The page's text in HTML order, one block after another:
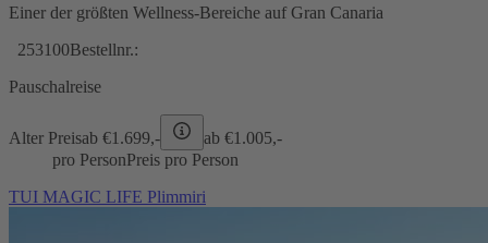
Einer der größten Wellness-Bereiche auf Gran Canaria
253100Bestellnr.:
Pauschalreise
Alter Preisab €1.699,- ab €1.005,-
pro PersonPreis pro Person
TUI MAGIC LIFE Plimmiri